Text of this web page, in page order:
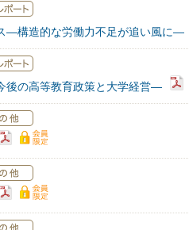
―構造的な労働力不足が追い風に―
後の高等教育政策と大学経営―